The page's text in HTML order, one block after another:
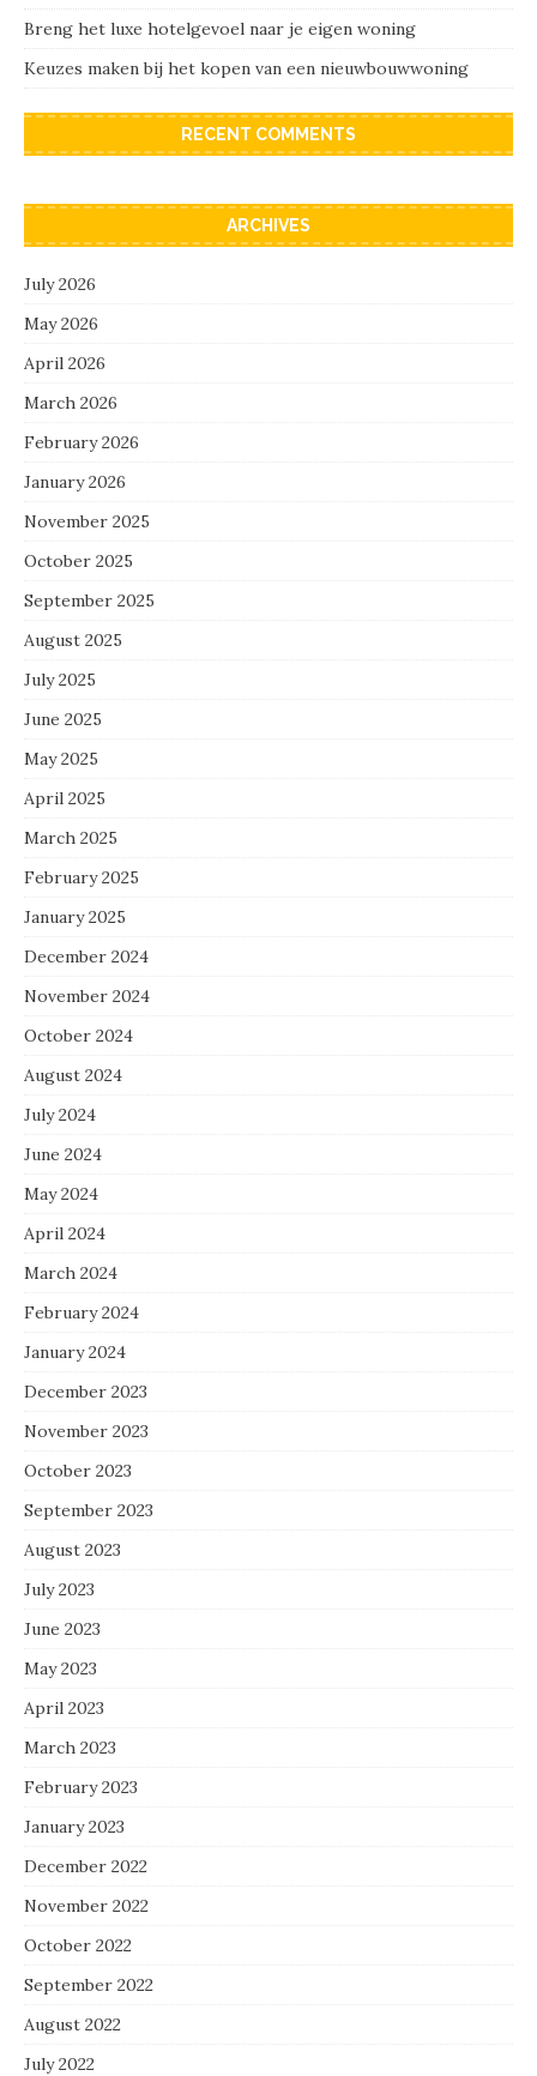
Breng het luxe hotelgevoel naar je eigen woning
Keuzes maken bij het kopen van een nieuwbouwwoning
RECENT COMMENTS
ARCHIVES
July 2026
May 2026
April 2026
March 2026
February 2026
January 2026
November 2025
October 2025
September 2025
August 2025
July 2025
June 2025
May 2025
April 2025
March 2025
February 2025
January 2025
December 2024
November 2024
October 2024
August 2024
July 2024
June 2024
May 2024
April 2024
March 2024
February 2024
January 2024
December 2023
November 2023
October 2023
September 2023
August 2023
July 2023
June 2023
May 2023
April 2023
March 2023
February 2023
January 2023
December 2022
November 2022
October 2022
September 2022
August 2022
July 2022